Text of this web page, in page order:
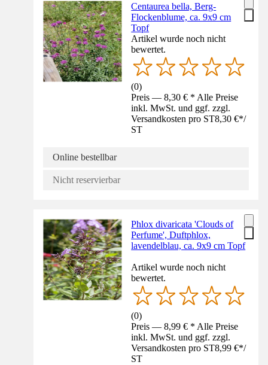
Centaurea bella, Berg-
Flockenblume, ca. 9x9 cm
Topf
Artikel wurde noch nicht
bewertet.
(0)
Preis — 8,30 € * Alle Preise
inkl. MwSt. und ggf. zzgl.
Versandkosten pro ST8,30 €*/
ST
Online bestellbar
Nicht reservierbar
Phlox divaricata 'Clouds of
Perfume', Duftphlox,
lavendelblau, ca. 9x9 cm Topf
Artikel wurde noch nicht
bewertet.
(0)
Preis — 8,99 € * Alle Preise
inkl. MwSt. und ggf. zzgl.
Versandkosten pro ST8,99 €*/
ST